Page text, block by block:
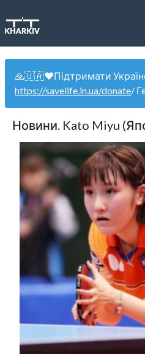
🙏🇺🇦❤️Підтримати
https://savelife.in.ua/donate/
Новини. Kato Miyu